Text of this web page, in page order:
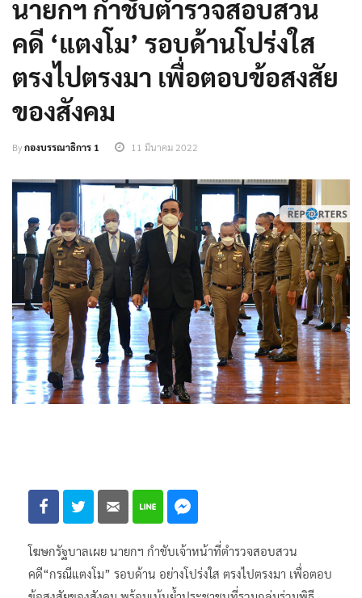
POLITICS
นายกฯ กำชับตำรวจสอบสวน
คดี ‘แตงโม’ รอบด้านโปร่งใส
ตรงไปตรงมา เพื่อตอบข้อสงสัย
ของสังคม
Byกองบรรณาธิการ 1 11 มีนาคม 2022
โฆษกรัฐบาลเผย นายกฯ กำชับเจ้าหน้าที่ตำรวจสอบสวน